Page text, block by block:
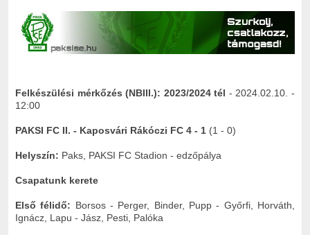
Felkészülési mérkőzés (NBIII.): 2023/2024 tél - 2024.02.10. -
12:00
PAKSI FC II. - Kaposvári Rákóczi FC 4 - 1 (1 - 0)
Helyszín: Paks, PAKSI FC Stadion - edzőpálya
Csapatunk kerete
Első félidő: Borsos - Perger, Binder, Pupp - Győrfi, Horváth,
Ignácz, Lapu - Jász, Pesti, Palóka